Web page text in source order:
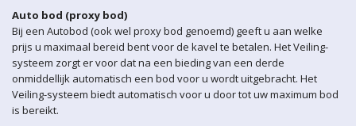
Auto bod (proxy bod)
Bij een Autobod (ook wel proxy bod genoemd) geeft u aan welke
prijs u maximaal bereid bent voor de kavel te betalen. Het Veiling-
systeem zorgt er voor dat na een bieding van een derde
onmiddellijk automatisch een bod voor u wordt uitgebracht. Het
Veiling-systeem biedt automatisch voor u door tot uw maximum bod
is bereikt.